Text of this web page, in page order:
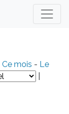
Ce mois - Le